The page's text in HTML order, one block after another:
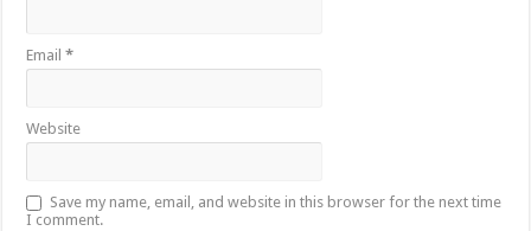
Email*
Website
Save my name, email, and website in this browser for the next time
I comment.